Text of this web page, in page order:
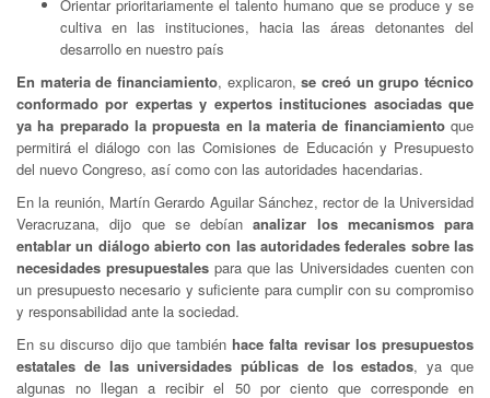
Orientar prioritariamente el talento humano que se produce y se
cultiva en las instituciones, hacia las áreas detonantes del
desarrollo en nuestro país
En materia de financiamiento, explicaron, se creó un grupo técnico
conformado por expertas y expertos instituciones asociadas que
ya ha preparado la propuesta en la materia de financiamientoque
permitirá el diálogo con las Comisiones de Educación y Presupuesto
del nuevo Congreso, así como con las autoridades hacendarias.
En la reunión, Martín Gerardo Aguilar Sánchez, rector de la Universidad
Veracruzana, dijo que se debíananalizar los mecanismos para
entablar un diálogo abierto con las autoridades federales sobre las
necesidades presupuestales para que las Universidades cuenten con
un presupuesto necesario y suficiente para cumplir con su compromiso
y responsabilidad ante la sociedad.
En su discurso dijo que también hace falta revisar los presupuestos
estatales de las universidades públicas de los estados, ya que
algunas no llegan a recibir el 50 por ciento que corresponde en